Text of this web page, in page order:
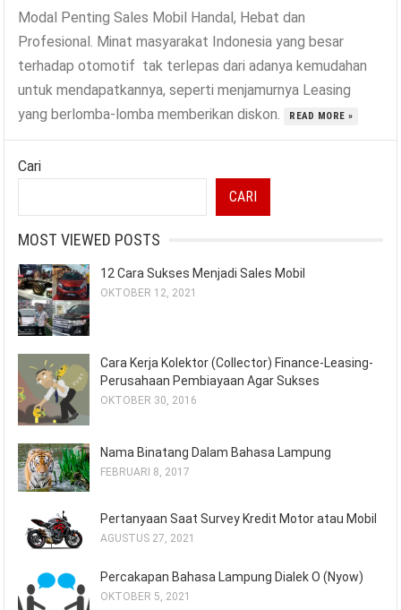
Modal Penting Sales Mobil Handal, Hebat dan
Profesional. Minat masyarakat Indonesia yang besar
terhadap otomotif tak terlepas dari adanya kemudahan
untuk mendapatkannya, seperti menjamurnya Leasing
yang berlomba-lomba memberikan diskon.
READ MORE »
Cari
CARI
MOST VIEWED POSTS
12 Cara Sukses Menjadi Sales Mobil
OKTOBER 12, 2021
Cara Kerja Kolektor (Collector) Finance-Leasing-
Perusahaan Pembiayaan Agar Sukses
OKTOBER 30, 2016
Nama Binatang Dalam Bahasa Lampung
FEBRUARI 8, 2017
Pertanyaan Saat Survey Kredit Motor atau Mobil
AGUSTUS 27, 2021
Percakapan Bahasa Lampung Dialek O (Nyow)
OKTOBER 5, 2021